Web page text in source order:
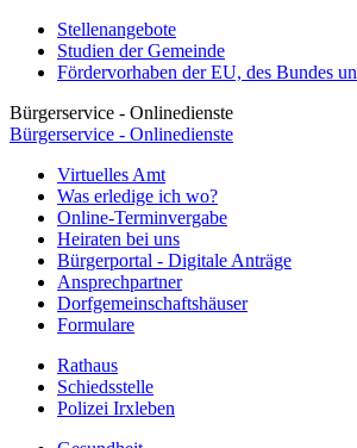
Stellenangebote
Studien der Gemeinde
Fördervorhaben der EU, des Bundes
Bürgerservice - Onlinedienste
Bürgerservice - Onlinedienste
Virtuelles Amt
Was erledige ich wo?
Online-Terminvergabe
Heiraten bei uns
Bürgerportal - Digitale Anträge
Ansprechpartner
Dorfgemeinschaftshäuser
Formulare
Rathaus
Schiedsstelle
Polizei Irxleben